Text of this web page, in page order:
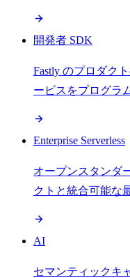
開発者 SDK
Fastly のプロダク
ービスをプログラ
Enterprise Serverless
オープンスタンダ
クトと統合可能な
AI
セマンティックキ